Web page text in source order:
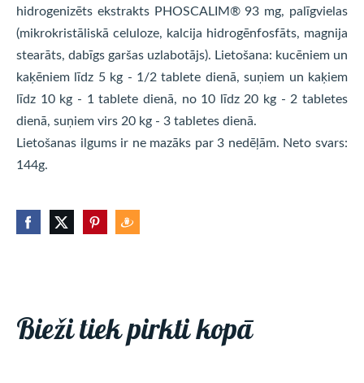
hidrogenizēts ekstrakts PHOSCALIM® 93 mg, palīgvielas
(mikrokristāliskā celuloze, kalcija hidrogēnfosfāts, magnija
stearāts, dabīgs garšas uzlabotājs). Lietošana: kucēniem un
kaķēniem līdz 5 kg - 1/2 tablete dienā, suņiem un kaķiem
līdz 10 kg - 1 tablete dienā, no 10 līdz 20 kg - 2 tabletes
dienā, suņiem virs 20 kg - 3 tabletes dienā.
Lietošanas ilgums ir ne mazāks par 3 nedēļām. Neto svars:
144g.
Bieži tiek pirkti kopā